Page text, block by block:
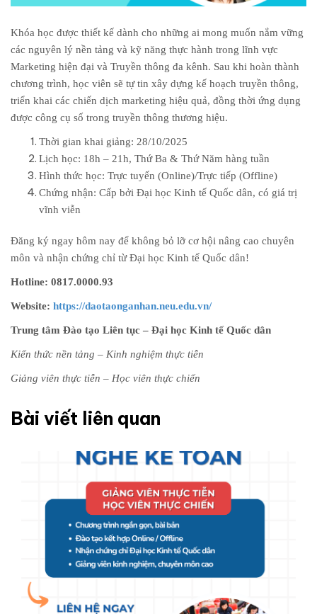
Khóa học được thiết kế dành cho những ai mong muốn nắm vững
các nguyên lý nền tảng và kỹ năng thực hành trong lĩnh vực
Marketing hiện đại và Truyền thông đa kênh. Sau khi hoàn thành
chương trình, học viên sẽ tự tin xây dựng kế hoạch truyền thông,
triển khai các chiến dịch marketing hiệu quả, đồng thời ứng dụng
được công cụ số trong truyền thông thương hiệu.
Thời gian khai giảng: 28/10/2025
Lịch học: 18h – 21h, Thứ Ba & Thứ Năm hàng tuần
Hình thức học: Trực tuyến (Online)/Trực tiếp (Offline)
Chứng nhận: Cấp bởi Đại học Kinh tế Quốc dân, có giá trị
vĩnh viễn
Đăng ký ngay hôm nay để không bỏ lỡ cơ hội nâng cao chuyên
môn và nhận chứng chỉ từ Đại học Kinh tế Quốc dân!
Hotline: 0817.0000.93
Website: https://daotaonganhan.neu.edu.vn/
Trung tâm Đào tạo Liên tục – Đại học Kinh tế Quốc dân
Kiến thức nền tảng – Kinh nghiệm thực tiễn
Giảng viên thực tiễn – Học viên thực chiến
Bài viết liên quan